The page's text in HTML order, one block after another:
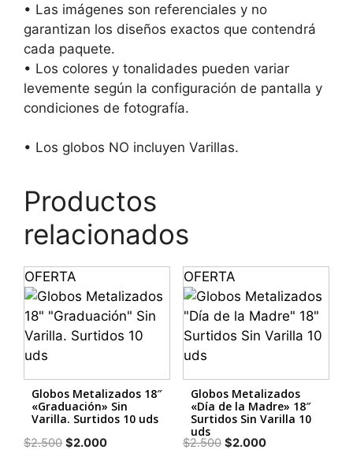
• Las imágenes son referenciales y no
garantizan los diseños exactos que contendrá
cada paquete.
• Los colores y tonalidades pueden variar
levemente según la configuración de pantalla y
condiciones de fotografía.
• Los globos NO incluyen Varillas.
Productos
relacionados
OFERTA
Globos Metalizados 18″
«Graduación» Sin
Varilla. Surtidos 10 uds
$2.500 El
$2.000El
OFERTA
Globos Metalizados
«Día de la Madre» 18″
Surtidos Sin Varilla 10
uds
$2.500 El
$2.000El